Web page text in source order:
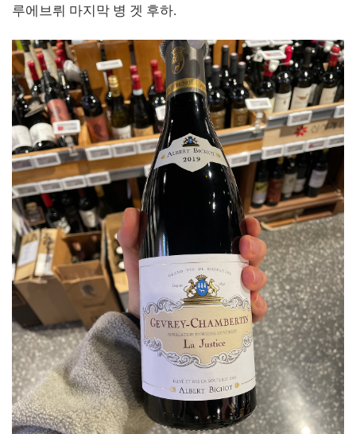
루에브뤼 마지막 병 겟 후하.